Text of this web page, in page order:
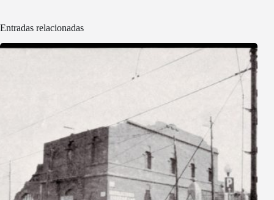
Entradas relacionadas